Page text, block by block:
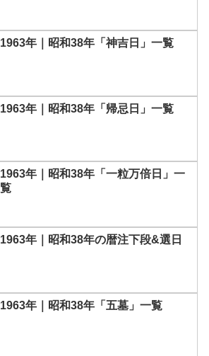
1963年｜昭和38年「神吉日」一覧
1963年｜昭和38年「帰忌日」一覧
1963年｜昭和38年「一粒万倍日」一
覧
1963年｜昭和38年の暦注下段&選日
1963年｜昭和38年「五墓」一覧